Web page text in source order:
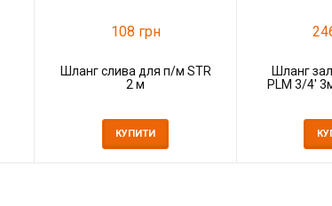
108 грн
Шланг слива для п/м STR
2 м
КУПИТИ
Шланг
PLM 3/4'